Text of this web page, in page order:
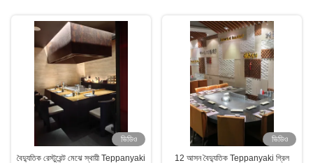
ভিডিও
বৈদ্যুতিক রেস্টুরেন্ট মেঝে স্থায়ী Teppanyaki
ভিডিও
12 আসন বৈদ্যুতিক Teppanyaki গ্রিল